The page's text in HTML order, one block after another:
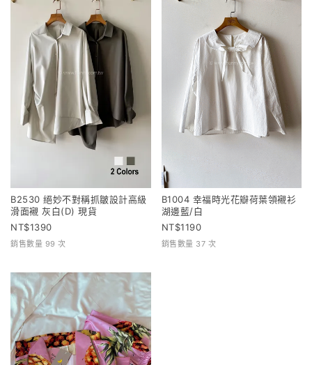
B2530 絕妙不對稱抓皺設計高級
滑面襯 灰白(D) 現貨
1390
銷售數量 99 次
B1004 幸福時光花瓣荷葉領襯衫
湖邊藍/白
1190
銷售數量 37 次